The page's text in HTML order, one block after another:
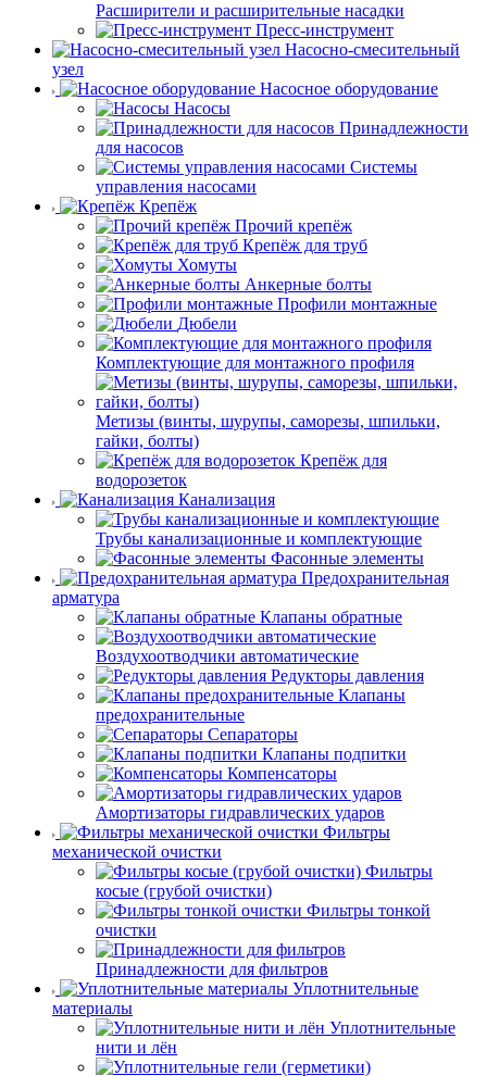
Расширители и расширительные насадки
Пресс-инструмент
Насосно-смесительный
узел
Насосное оборудование
Насосы
Принадлежности
для насосов
Системы
управления насосами
Крепёж
Прочий крепёж
Крепёж для труб
Хомуты
Анкерные болты
Профили монтажные
Дюбели
Комплектующие для монтажного профиля
Метизы (винты, шурупы, саморезы, шпильки,
гайки, болты)
Крепёж для
водорозеток
Канализация
Трубы канализационные и комплектующие
Фасонные элементы
Предохранительная
арматура
Клапаны обратные
Воздухоотводчики автоматические
Редукторы давления
Клапаны
предохранительные
Сепараторы
Клапаны подпитки
Компенсаторы
Амортизаторы гидравлических ударов
Фильтры
механической очистки
Фильтры
косые (грубой очистки)
Фильтры тонкой
очистки
Принадлежности для фильтров
Уплотнительные
материалы
Уплотнительные
нити и лён